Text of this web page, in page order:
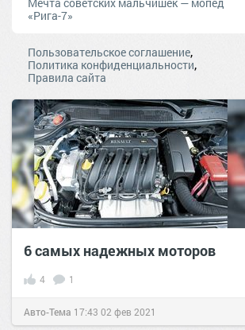
«Рига-7»
Пользовательское соглашение,
Политика конфиденциальности,
Правила сайта
6 самых надежных моторов
4 1
Авто-Тема 17:43 02 фев 2021